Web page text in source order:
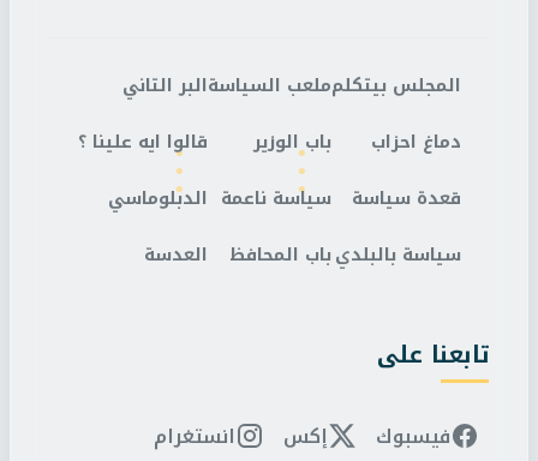
المجلس بيتكلم
دماغ احزاب
قعدة سياسة
سياسة بالبلدي
ملعب السياسة
باب الوزير
سياسة ناعمة
باب المحافظ
البر التاني
قالوا ايه علينا ؟
الدبلوماسي
العدسة
تابعنا على
فيسبوك إكس انستغرام